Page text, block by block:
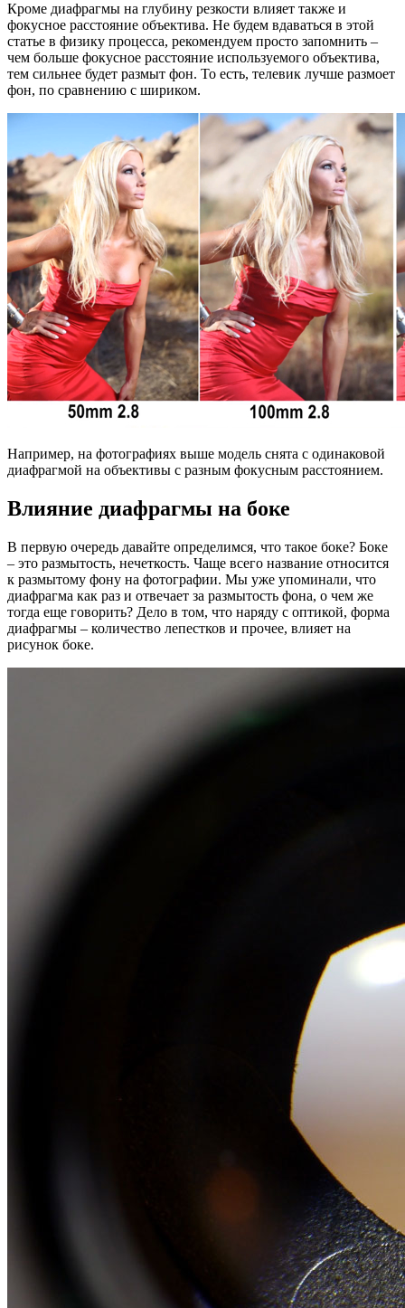
Кроме диафрагмы на глубину резкости влияет также и
фокусное расстояние объектива. Не будем вдаваться в этой
статье в физику процесса, рекомендуем просто запомнить –
чем больше фокусное расстояние используемого объектива,
тем сильнее будет размыт фон. То есть, телевик лучше размоет
фон, по сравнению с шириком.
Например, на фотографиях выше модель снята с одинаковой
диафрагмой на объективы с разным фокусным расстоянием.
Влияние диафрагмы на боке
В первую очередь давайте определимся, что такое боке? Боке
– это размытость, нечеткость. Чаще всего название относится
к размытому фону на фотографии. Мы уже упоминали, что
диафрагма как раз и отвечает за размытость фона, о чем же
тогда еще говорить? Дело в том, что наряду с оптикой, форма
диафрагмы – количество лепестков и прочее, влияет на
рисунок боке.